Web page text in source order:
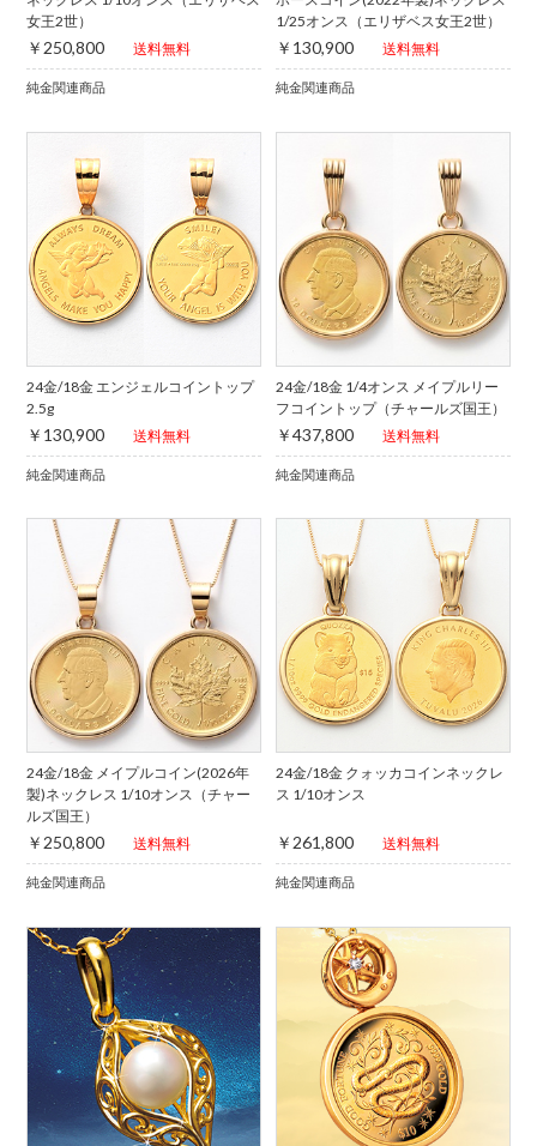
女王2世）
￥250,800 送料無料
純金関連商品
1/25オンス（エリザベス女王2世）
￥130,900 送料無料
純金関連商品
24金/18金 エンジェルコイントップ
2.5g
￥130,900 送料無料
純金関連商品
24金/18金 1/4オンス メイプルリー
フコイントップ（チャールズ国王）
￥437,800 送料無料
純金関連商品
24金/18金 メイプルコイン(2026年
製)ネックレス 1/10オンス（チャー
ルズ国王）
￥250,800 送料無料
純金関連商品
24金/18金 クォッカコインネックレ
ス 1/10オンス
￥261,800 送料無料
純金関連商品